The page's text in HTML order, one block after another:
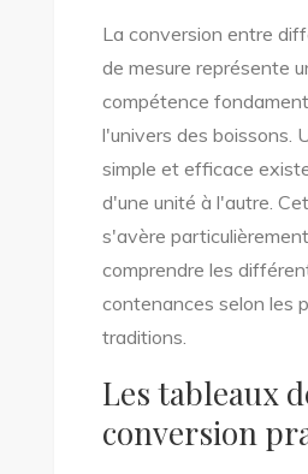
La conversion entre
de mesure représente
compétence
l'univers des boissons.
simple et efficace
d'une unité à l'autre.
s'avère
comprendre les
contenances selon les
traditions.
Les tableaux
conversion